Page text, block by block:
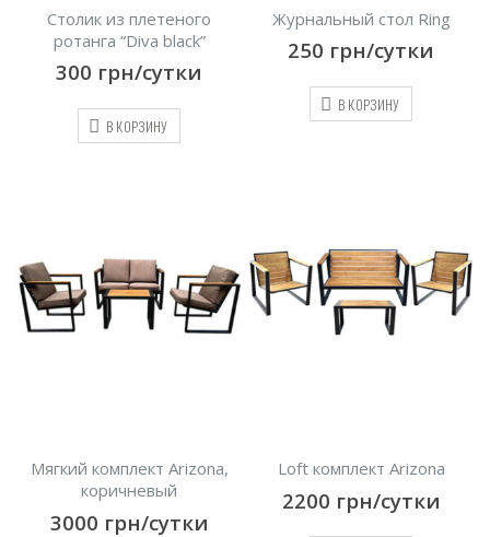
Столик из плетеного
ротанга “Diva black”
300 грн/сутки
В КОРЗИНУ
Журнальный стол Ring
250 грн/сутки
В КОРЗИНУ
Мягкий комплект Arizona,
коричневый
3000 грн/сутки
Loft комплект Arizona
2200 грн/сутки